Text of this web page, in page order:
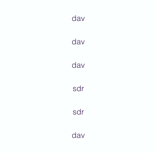
dav
dav
dav
sdr
sdr
dav